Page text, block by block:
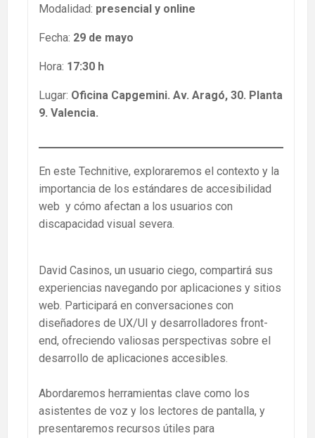
Modalidad: presencial y online
Fecha: 29 de mayo
Hora: 17:30 h
Lugar: Oficina Capgemini. Av. Aragó, 30. Planta
9. Valencia.
En este Technitive, exploraremos el contexto y la
importancia de los estándares de accesibilidad
web y cómo afectan a los usuarios con
discapacidad visual severa.
David Casinos, un usuario ciego, compartirá sus
experiencias navegando por aplicaciones y sitios
web. Participará en conversaciones con
diseñadores de UX/UI y desarrolladores front-
end, ofreciendo valiosas perspectivas sobre el
desarrollo de aplicaciones accesibles.
Abordaremos herramientas clave como los
asistentes de voz y los lectores de pantalla, y
presentaremos recursos útiles para